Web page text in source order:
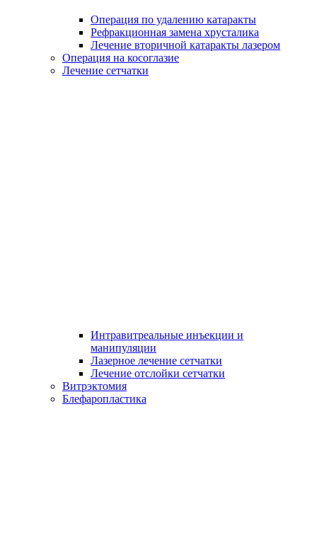
Операция по удалению катаракты
Рефракционная замена хрусталика
Лечение вторичной катаракты лазером
Операция на косоглазие
Лечение сетчатки
Интравитреальные инъекции и
манипуляции
Лазерное лечение сетчатки
Лечение отслойки сетчатки
Витрэктомия
Блефаропластика